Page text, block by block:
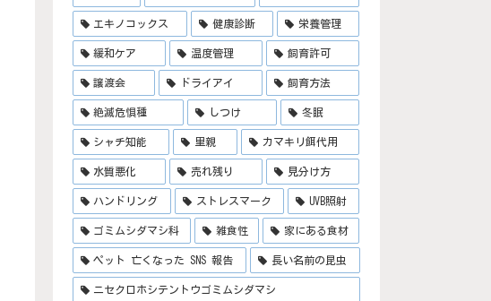
エキノコックス 健康診断 栄養管理
緩和ケア 温度管理 飼育許可
譲渡会 ドライアイ 飼育方法
絶滅危惧種 しつけ 冬眠
シャチ知能 里親 カマキリ餌代用
水質悪化 売れ残り 見分け方
ハンドリング ストレスマーク UVB照射
ゴミムシダマシ科 雑食性 家にある食材
ペット 亡くなった SNS 報告 長い名前の昆虫
ニセクロホシテントウゴミムシダマシ